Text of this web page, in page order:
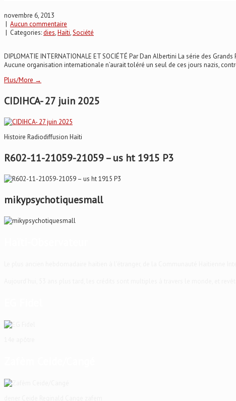
novembre 6, 2013
| Aucun commentaire
| Categories:dies,Haïti,Société
DIPLOMATIE INTERNATIONALE ET SOCIÉTÉ Par Dan Albertini La série des
Aucune organisation internationale n’aurait toléré un seul de ces jours nazis,
Plus/More →
CIDIHCA- 27 juin 2025
Histoire Radiodiffusion Haïti
R602-11-21059-21059 – us ht 1915 P3
mikypsychotiquesmall